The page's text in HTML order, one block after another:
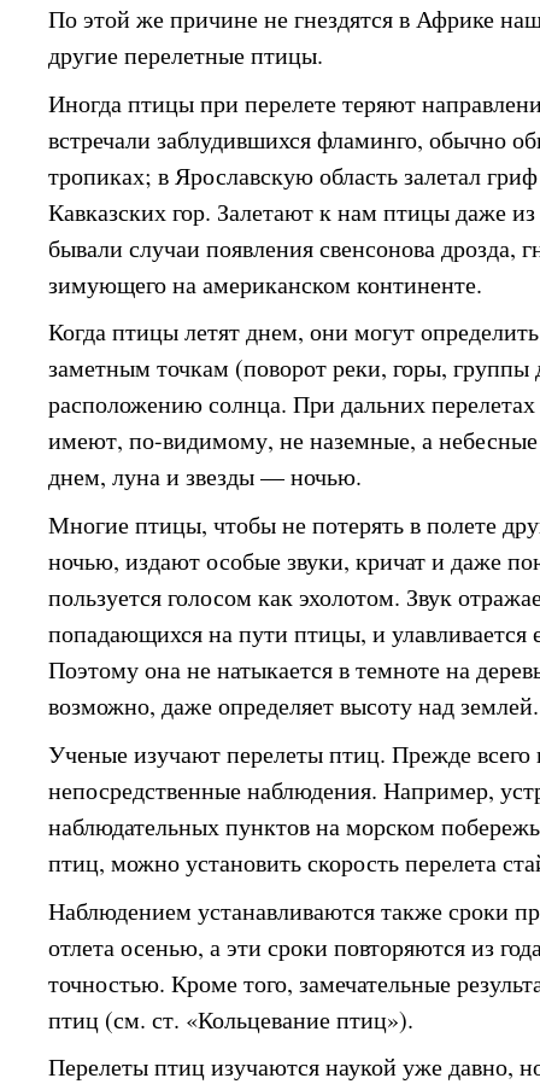
По этой же причине не гнездятся в Африке
другие перелетные птицы.
Иногда птицы при перелете теряют
встречали заблудившихся фламинго, обычно
тропиках; в Ярославскую область залетал
Кавказских гор. Залетают к нам птицы даже
бывали случаи появления свенсонова дрозда,
зимующего на американском континенте.
Когда птицы летят днем, они могут
заметным точкам (поворот реки, горы, группы
расположению солнца. При дальних
имеют, по-видимому, не наземные, а
днем, луна и звезды — ночью.
Многие птицы, чтобы не потерять в полете
ночью, издают особые звуки, кричат и даже
пользуется голосом как эхолотом. Звук
попадающихся на пути птицы, и улавливается
Поэтому она не натыкается в темноте на
возможно, даже определяет высоту над землей.
Ученые изучают перелеты птиц. Прежде всего
непосредственные наблюдения. Например,
наблюдательных пунктов на морском
птиц, можно установить скорость перелета
Наблюдением устанавливаются также сроки
отлета осенью, а эти сроки повторяются из
точностью. Кроме того, замечательные
птиц (см. ст. «Кольцевание птиц»).
Перелеты птиц изучаются наукой уже давно,